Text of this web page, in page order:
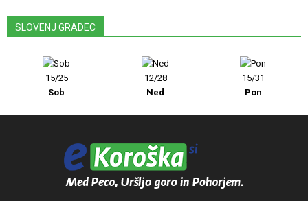
SLOVENJ GRADEC
15/25
Sob
12/28
Ned
15/31
Pon